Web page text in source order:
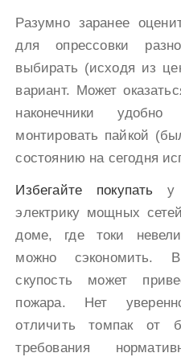
Разумно заранее
для опрессовки
выбирать (исходя из
вариант. Может
наконечники удобно
монтировать пайкой
состоянию на сегодня
Избегайте покупать у
электрику мощных
доме, где токи
можно сэкономить.
скупость может
пожара. Нет
отличить томпак от
требования